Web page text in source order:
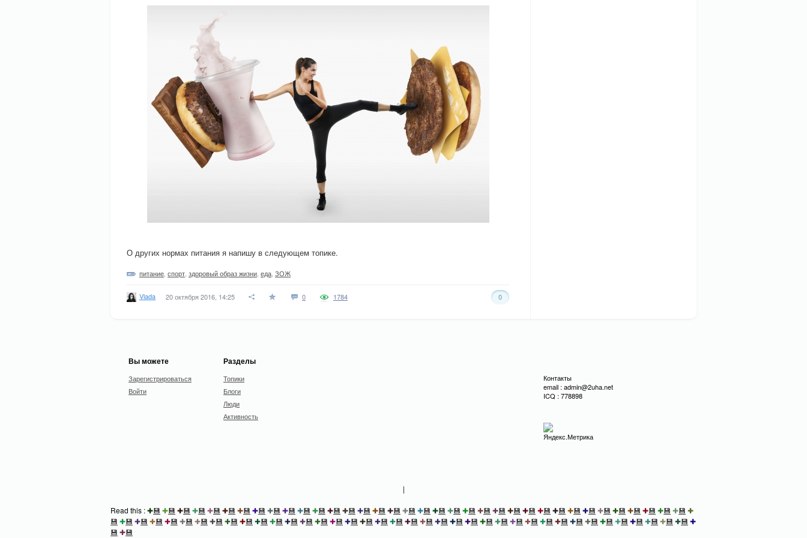
О других нормах питания я напишу в следующем топике.
питание спорт здоровый образ жизни еда ЗОЖ
Vlada 20 октября 2016, 14:25 0 0
1784
Вы можете
Зарегистрироваться
Войти
Разделы
Топики
Блоги
Люди
Активность
Контакты
email : admin@2uha.net
ICQ : 778898
|
Read this :✚💾 ✚💾 ✚💾 ✚💾 ✚💾 ✚💾 ✚💾 ✚💾 ✚💾 ✚💾 ✚💾 ✚💾 ✚💾 ✚💾 ✚💾 ✚💾 ✚💾 ✚💾 ✚💾 ✚💾 ✚💾 ✚💾 ✚💾 ✚💾 ✚💾 ✚💾 ✚💾 ✚💾 ✚💾 ✚💾 ✚💾 ✚💾 ✚💾 ✚💾 ✚💾 ✚💾 ✚
💾 ✚💾 ✚💾 ✚💾 ✚💾 ✚💾 ✚💾 ✚💾 ✚💾 ✚💾 ✚💾 ✚💾 ✚💾 ✚💾 ✚💾 ✚💾 ✚💾 ✚💾 ✚💾 ✚💾 ✚💾 ✚💾 ✚💾 ✚💾 ✚💾 ✚💾 ✚💾 ✚💾 ✚💾 ✚💾 ✚💾 ✚💾 ✚💾 ✚💾 ✚💾 ✚💾 ✚💾 ✚💾 ✚💾 ✚
💾 ✚💾